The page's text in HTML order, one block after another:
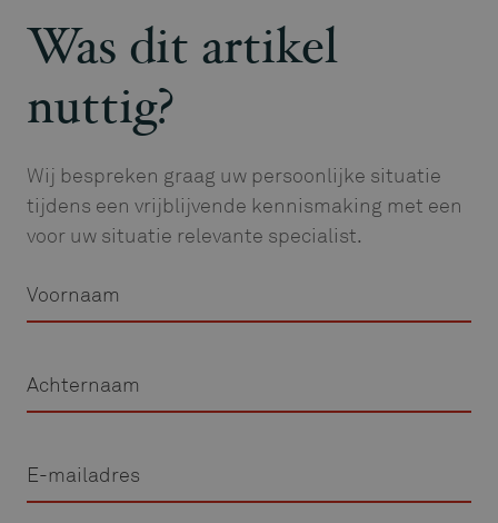
Was dit artikel
nuttig?
Wij bespreken graag uw persoonlijke situatie
tijdens een vrijblijvende kennismaking met een
voor uw situatie relevante specialist.
mailadres